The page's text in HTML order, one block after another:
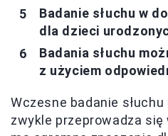
Badanie słuchu w
dla dzieci
Badania słuchu
z użyciem
Wczesne badanie
zwykle przeprowadza się